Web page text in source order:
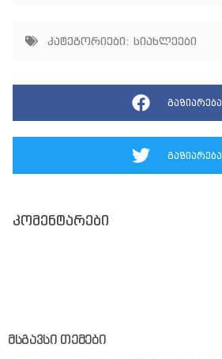
კატეგორიები: სიახლეები
გაზიარება
გაზიარება
კომენტარები
მსგავსი თემები